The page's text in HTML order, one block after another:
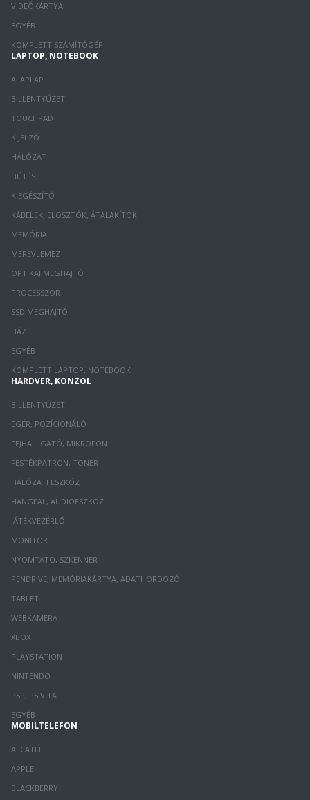
VIDEÓKÁRTYA
EGYÉB
KOMPLETT SZÁMÍTÓGÉP
LAPTOP, NOTEBOOK
ALAPLAP
BILLENTYŰZET
TOUCHPAD
KIJELZŐ
HÁLÓZAT
HŰTÉS
KIEGÉSZÍTŐ
KÁBELEK, ELOSZTÓK, ÁTALAKÍTÓK
MEMÓRIA
MEREVLEMEZ
OPTIKAI MEGHAJTÓ
PROCESSZOR
SSD MEGHAJTÓ
HÁZ
EGYÉB
KOMPLETT LAPTOP, NOTEBOOK
HARDVER, KONZOL
BILLENTYŰZET
EGÉR, POZÍCIONÁLÓ
FEJHALLGATÓ, MIKROFON
FESTÉKPATRON, TONER
HÁLÓZATI ESZKÖZ
HANGFAL, AUDIOESZKÖZ
JÁTÉKVEZÉRLŐ
MONITOR
NYOMTATÓ, SZKENNER
PENDRIVE, MEMÓRIAKÁRTYA, ADATHORDOZÓ
TABLET
WEBKAMERA
XBOX
PLAYSTATION
NINTENDO
PSP, PS VITA
EGYÉB
MOBILTELEFON
ALCATEL
APPLE
BLACKBERRY